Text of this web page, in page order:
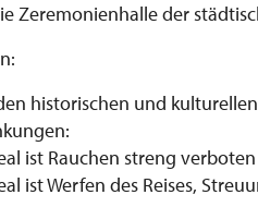
Zeremonienhalle der
historischen und
ist Rauchen streng verboten
ist Werfen des Reises,